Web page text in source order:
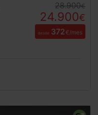
28.900€
24.900€
desde 372€/mes